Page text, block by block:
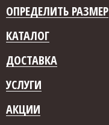
ОПРЕДЕЛИТЬ РАЗМЕР
КАТАЛОГ
ДОСТАВКА
УСЛУГИ
АКЦИИ